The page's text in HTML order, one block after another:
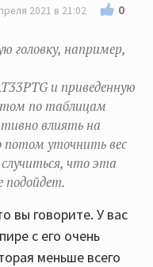
2021 в 21:02 0
головку, например,
и приведенную
по таблицам
влиять на
потом уточнить вес
что эта
подойдет.
вы говорите. У вас
с его очень
меньше всего